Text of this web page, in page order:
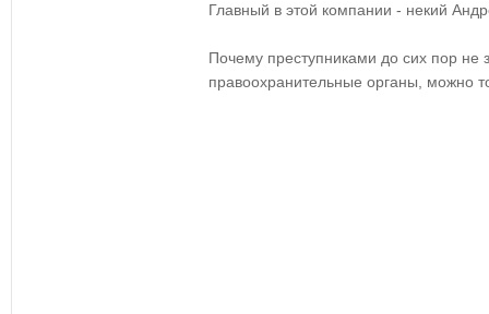
Главный в этой компании - некий
Почему преступниками до сих пор не
правоохранительные органы, можно